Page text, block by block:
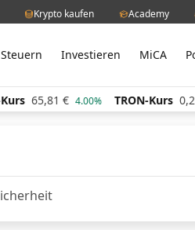
Krypto kaufen Academy
Steuern Investieren MiCA
65,81 € 4.00% TRON-Kurs